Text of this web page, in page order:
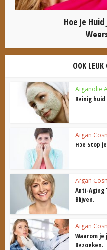
Hoe Je
OOK
Arganolie
Reinig
Argan
Hoe Stop
Argan
Anti-Aging
Blijven.
Argan
Waarom je
Bezoeken.